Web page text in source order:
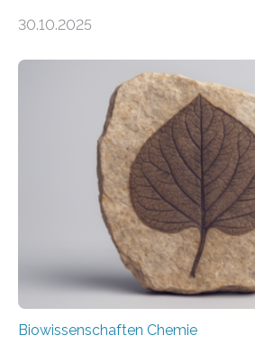
erfüllen können, müssen zahlreiche
der Ruhr-Universität Bochum um
und Dr. Ismaila Francis Yusuf hat
unbekannten
peroxisomalen Proteintransports in
Saccharomyces cerevisiae
Funktionsfähigkeit der Organellen
Studie wurde am 28. Oktober 2025
Fachzeitschrift…
30.10.2025
Biowissenschaften Chemie